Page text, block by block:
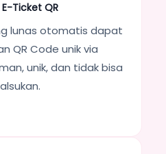
Ticket QR
lunas otomatis dapat
QR Code unik via
unik, dan tidak bisa